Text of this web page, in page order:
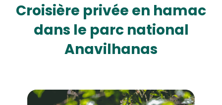
Croisière privée en hamac
dans le parc national
Anavilhanas